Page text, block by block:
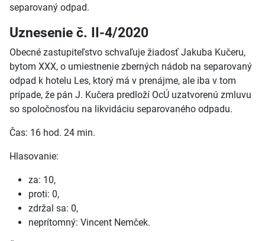
separovaný odpad.
Uznesenie č. II-4/2020
Obecné zastupiteľstvo schvaľuje žiadosť Jakuba Kučeru,
bytom XXX, o umiestnenie zberných nádob na separovaný
odpad k hotelu Les, ktorý má v prenájme, ale iba v tom
prípade, že pán J. Kučera predloží OcÚ uzatvorenú zmluvu
so spoločnosťou na likvidáciu separovaného odpadu.
Čas: 16 hod. 24 min.
Hlasovanie:
za: 10,
proti: 0,
zdržal sa: 0,
neprítomný: Vincent Nemček.